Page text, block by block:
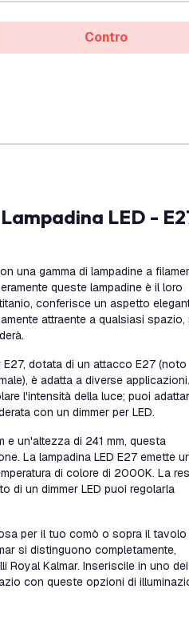
Contro
una gamma di lampadine a
queste lampadine è il loro
conferisce un aspetto
attraente a qualsiasi spazio,
E27, dotata di un attacco E27 (noto
è adatta a diverse
l'intensità della luce; puoi
con un dimmer per LED.
e un'altezza di 241 mm, questa
La lampadina LED E27 emette
di colore di 2000K. La
di un dimmer LED puoi regolarla
per il tuo comò o sopra il tavolo
si distinguono completamente,
Royal Kalmar. Inseriscile in uno dei
con queste opzioni di